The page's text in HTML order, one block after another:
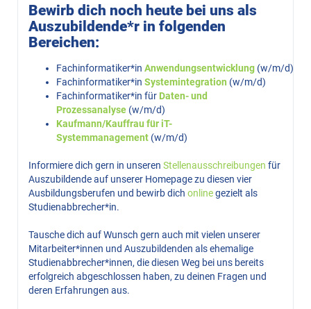
Bewirb dich noch heute bei uns als
Auszubildende*r in folgenden
Bereichen:
Fachinformatiker*in Anwendungsentwicklung (w/m/d)
Fachinformatiker*in Systemintegration (w/m/d)
Fachinformatiker*in für Daten- und
Prozessanalyse (w/m/d)
Kaufmann/Kauffrau für iT-
Systemmanagement (w/m/d)
Informiere dich gern in unseren Stellenausschreibungen für
Auszubildende auf unserer Homepage zu diesen vier
Ausbildungsberufen und bewirb dich onlinegezielt als
Studienabbrecher*in.
Tausche dich auf Wunsch gern auch mit vielen unserer
Mitarbeiter*innen und Auszubildenden als ehemalige
Studienabbrecher*innen, die diesen Weg bei uns bereits
erfolgreich abgeschlossen haben, zu deinen Fragen und
deren Erfahrungen aus.